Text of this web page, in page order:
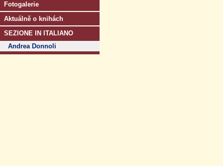
Fotogalerie
Aktuálně o knihách
SEZIONE IN ITALIANO
Andrea Donnoli